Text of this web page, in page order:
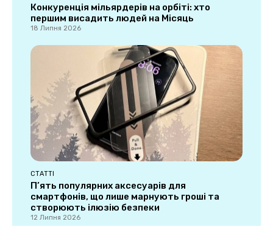
Конкуренція мільярдерів на орбіті: хто
першим висадить людей на Місяць
18 Липня 2026
СТАТТІ
П’ять популярних аксесуарів для
смартфонів, що лише марнують гроші та
створюють ілюзію безпеки
12 Липня 2026